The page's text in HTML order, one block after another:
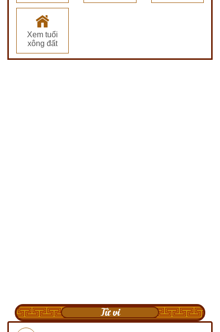
Xem tuổi
xông đất
Tử vi